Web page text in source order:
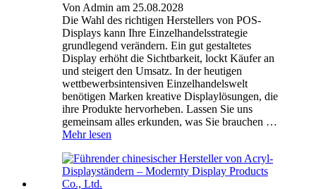
Von Admin am 25.08.2028
Die Wahl des richtigen Herstellers von POS-
Displays kann Ihre Einzelhandelsstrategie
grundlegend verändern. Ein gut gestaltetes
Display erhöht die Sichtbarkeit, lockt Käufer an
und steigert den Umsatz. In der heutigen
wettbewerbsintensiven Einzelhandelswelt
benötigen Marken kreative Displaylösungen, die
ihre Produkte hervorheben. Lassen Sie uns
gemeinsam alles erkunden, was Sie brauchen …
Mehr lesen